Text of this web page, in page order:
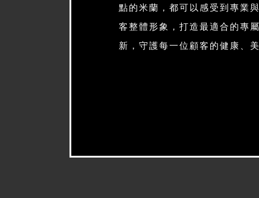
點的米蘭，都可以感受到專業
客整體形象，打造最適合的專
新，守護每一位顧客的健康、